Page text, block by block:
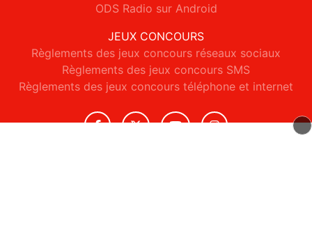
ODS Radio sur Android
JEUX CONCOURS
Règlements des jeux concours réseaux sociaux
Règlements des jeux concours SMS
Règlements des jeux concours téléphone et internet